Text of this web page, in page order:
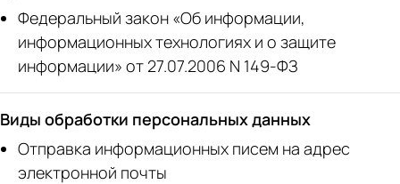
Федеральный закон «Об информации,
информационных технологиях и о защите
информации» от 27.07.2006 N 149-ФЗ
Виды обработки персональных данных
Отправка информационных писем на адрес
электронной почты